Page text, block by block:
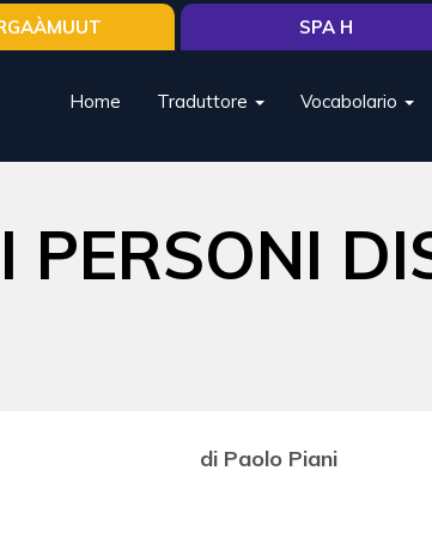
Home Traduttore Vocabolario
SPA H
PERSONI
di Paolo Piani